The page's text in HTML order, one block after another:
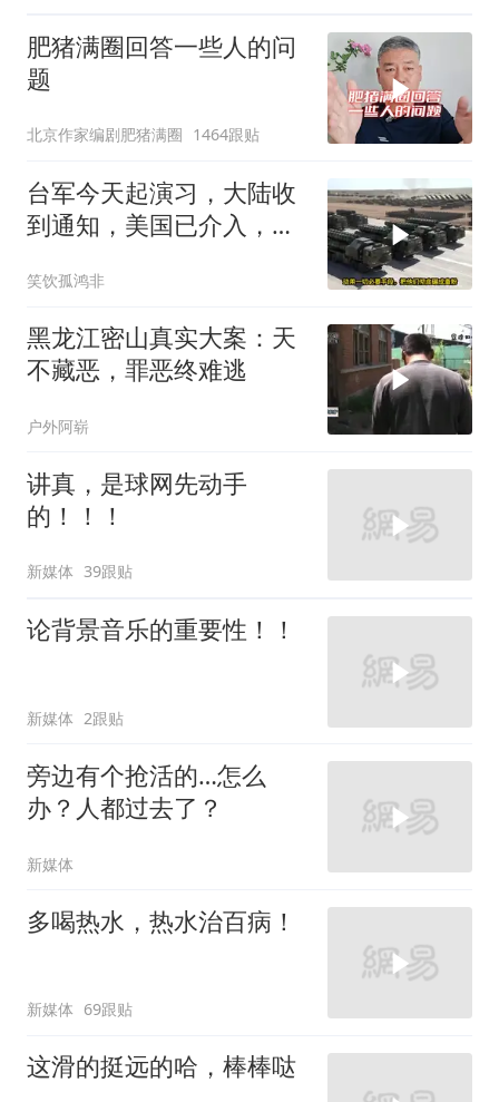
肥猪满圈回答一些人的问
题
北京作家编剧肥猪满圈 1464跟贴
台军今天起演习，大陆收
到通知，美国已介入，日
笑饮孤鸿非
黑龙江密山真实大案：天
不藏恶，罪恶终难逃
户外阿崭
讲真，是球网先动手
的！！！
新媒体 39跟贴
论背景音乐的重要性！！
新媒体 2跟贴
旁边有个抢活的…怎么
办？人都过去了？
新媒体
多喝热水，热水治百病！
新媒体 69跟贴
这滑的挺远的哈，棒棒哒